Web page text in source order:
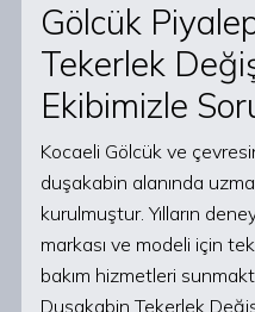
Gölcük
Tekerlek
Ekibimizle
Kocaeli Gölcük ve
duşakabin alanında
kurulmuştur. Yılların
markası ve modeli için
bakım hizmetleri
Duşakabin Tekerlek